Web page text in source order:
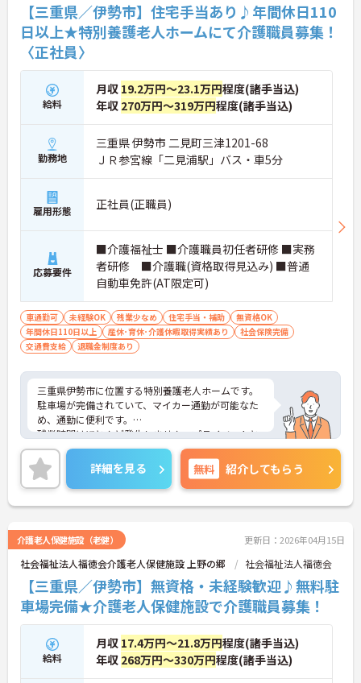
【三重県／伊勢市】住宅手当あり♪年間休日110
日以上★特別養護老人ホームにて介護職員募集！
〈正社員〉
給料
月収 19.2万円～23.1万円程度(諸手当込)
年収 270万円～319万円程度(諸手当込)
勤務地
三重県 伊勢市 二見町三津1201-68
ＪＲ参宮線「二見浦駅」バス・車5分
雇用形態 正社員(正職員)
応募要件
■介護福祉士 ■介護職員初任者研修 ■実務
者研修 ■介護職(資格取得見込み) ■普通
自動車免許(AT限定可)
車通勤可 未経験OK 残業少なめ 住宅手当・補助
無資格OK
年間休日110日以上
産休･育休･介護休暇取得実績あり
社会保険完備
交通費支給
退職金制度あり
三重県伊勢市に位置する特別養護老人ホームです。
駐車場が完備されていて、マイカー通勤が可能なた
め、通勤に便利です。
残業時間はほとんど発生しません。プライベートと
メリハリをつけて勤務できます。
ご興味をお持ちの方には、詳細の情報や面接のポイ
ントをお伝えしますのでお気軽にお問い合わせくだ
さい。
詳細を見る 無料 紹介してもらう
介護老人保健施設（老健） 更新日：2026年04月15日
社会福祉法人福徳会介護老人保健施設 上野の郷 社会福祉法人福徳会
【三重県／伊勢市】無資格・未経験歓迎♪無料駐
車場完備★介護老人保健施設で介護職員募集！
給料
月収 17.4万円～21.8万円程度(諸手当込)
年収 268万円～330万円程度(諸手当込)